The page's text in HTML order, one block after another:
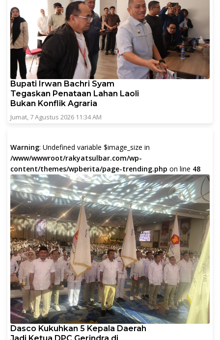
Bupati Irwan Bachri Syam
Tegaskan Penataan Lahan Laoli
Bukan Konflik Agraria
Jumat, 7 Agustus 2026 11:34 AM
Warning: Undefined variable $image_size in
/www/wwwroot/rakyatsulbar.com/wp-
content/themes/wpberita/page-trending.php on line 48
Dasco Kukuhkan 5 Kepala Daerah